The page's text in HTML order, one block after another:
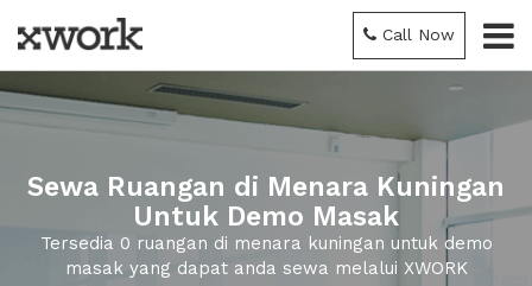
Call Now
Sewa Ruangan di Menara Kuningan
Untuk Demo Masak
Tersedia 0 ruangan di menara kuningan untuk demo
masak yang dapat anda sewa melalui XWORK